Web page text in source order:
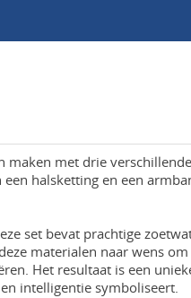
maken met drie
halsketting en een
set bevat prachtige
materialen naar wens om
Het resultaat is een
intelligentie symboliseert.